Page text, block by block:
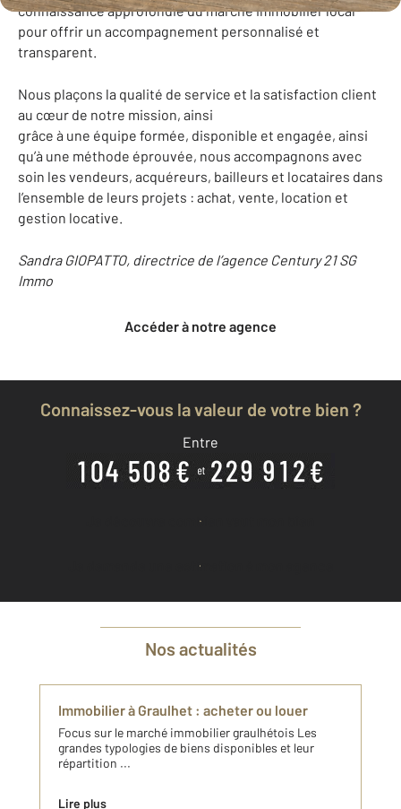
connaissance approfondie du marché immobilier local
pour offrir un accompagnement personnalisé et
transparent.
Nous plaçons la qualité de service et la satisfaction client
au cœur de notre mission, ainsi
grâce à une équipe formée, disponible et engagée, ainsi
qu’à une méthode éprouvée, nous accompagnons avec
soin les vendeurs, acquéreurs, bailleurs et locataires dans
l’ensemble de leurs projets : achat, vente, location et
gestion locative.
Sandra GIOPATTO, directrice de l’agence Century 21 SG
Immo
Accéder à notre agence
Connaissez-vous la valeur de votre bien ?
Entre
Je découvre combien vaut mon bien
Je demande une estimation à mon agence
Nos actualités
Immobilier à Graulhet : acheter ou louer
Focus sur le marché immobilier graulhétois Les
grandes typologies de biens disponibles et leur
répartition ...
Lire plus